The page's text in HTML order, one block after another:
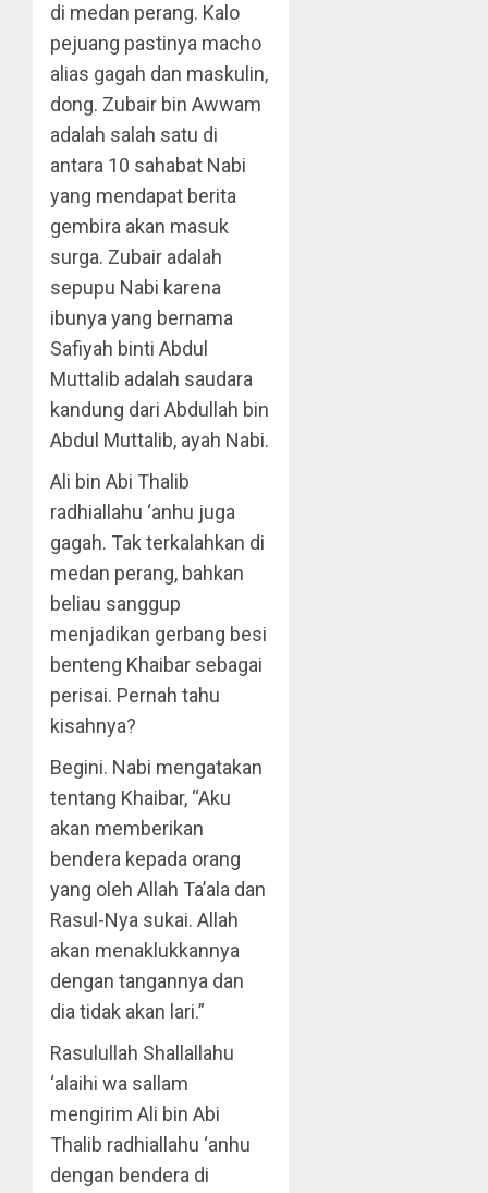
di medan perang. Kalo
pejuang pastinya macho
alias gagah dan maskulin,
dong. Zubair bin Awwam
adalah salah satu di
antara 10 sahabat Nabi
yang mendapat berita
gembira akan masuk
surga. Zubair adalah
sepupu Nabi karena
ibunya yang bernama
Safiyah binti Abdul
Muttalib adalah saudara
kandung dari Abdullah bin
Abdul Muttalib, ayah Nabi.
Ali bin Abi Thalib
radhiallahu ‘anhu juga
gagah. Tak terkalahkan di
medan perang, bahkan
beliau sanggup
menjadikan gerbang besi
benteng Khaibar sebagai
perisai. Pernah tahu
kisahnya?
Begini. Nabi mengatakan
tentang Khaibar, “Aku
akan memberikan
bendera kepada orang
yang oleh Allah Ta’ala dan
Rasul-Nya sukai. Allah
akan menaklukkannya
dengan tangannya dan
dia tidak akan lari.”
Rasulullah Shallallahu
‘alaihi wa sallam
mengirim Ali bin Abi
Thalib radhiallahu ‘anhu
dengan bendera di